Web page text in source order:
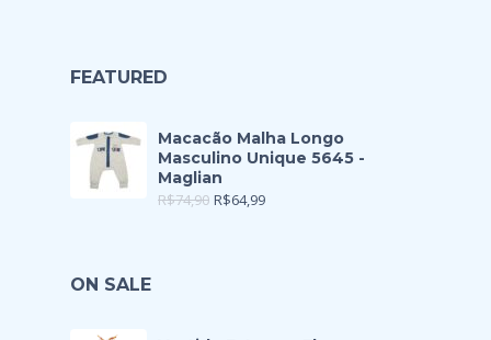
FEATURED
Macacão Malha Longo
Masculino Unique 5645 -
Maglian
R$74,90 R$64,99
ON SALE